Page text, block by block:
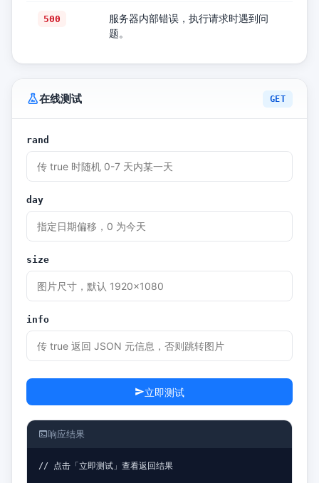
500
服务器内部错误，执行请求时遇到问
题。
在线测试 GET
rand
day
size
info
立即测试
响应结果
// 点击「立即测试」查看返回结果